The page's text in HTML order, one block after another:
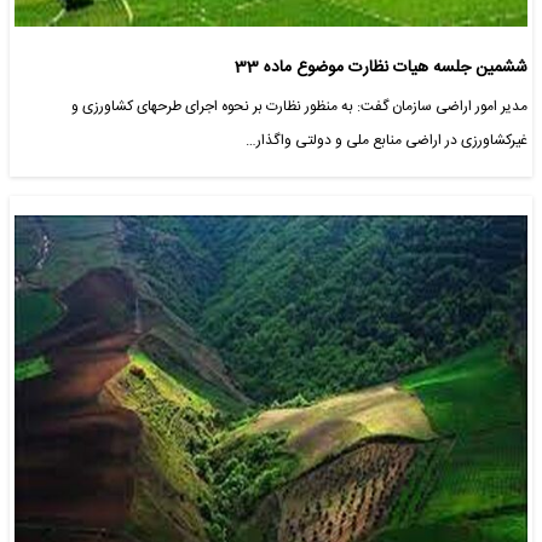
ششمین جلسه هیات نظارت موضوع ماده 33
مدیر امور اراضی سازمان گفت: به منظور نظارت بر نحوه اجرای طرحهای کشاورزی و
غیرکشاورزی در اراضی منابع ملی و دولتی واگذار…